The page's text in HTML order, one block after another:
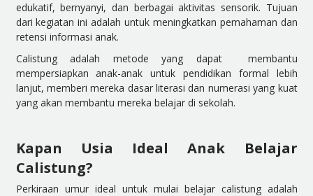
edukatif, bernyanyi, dan berbagai aktivitas sensorik. Tujuan
dari kegiatan ini adalah untuk meningkatkan pemahaman dan
retensi informasi anak.
Calistung adalah metode yang dapat membantu
mempersiapkan anak-anak untuk pendidikan formal lebih
lanjut, memberi mereka dasar literasi dan numerasi yang kuat
yang akan membantu mereka belajar di sekolah.
Kapan Usia Ideal Anak Belajar
Calistung?
Perkiraan umur ideal untuk mulai belajar calistung adalah